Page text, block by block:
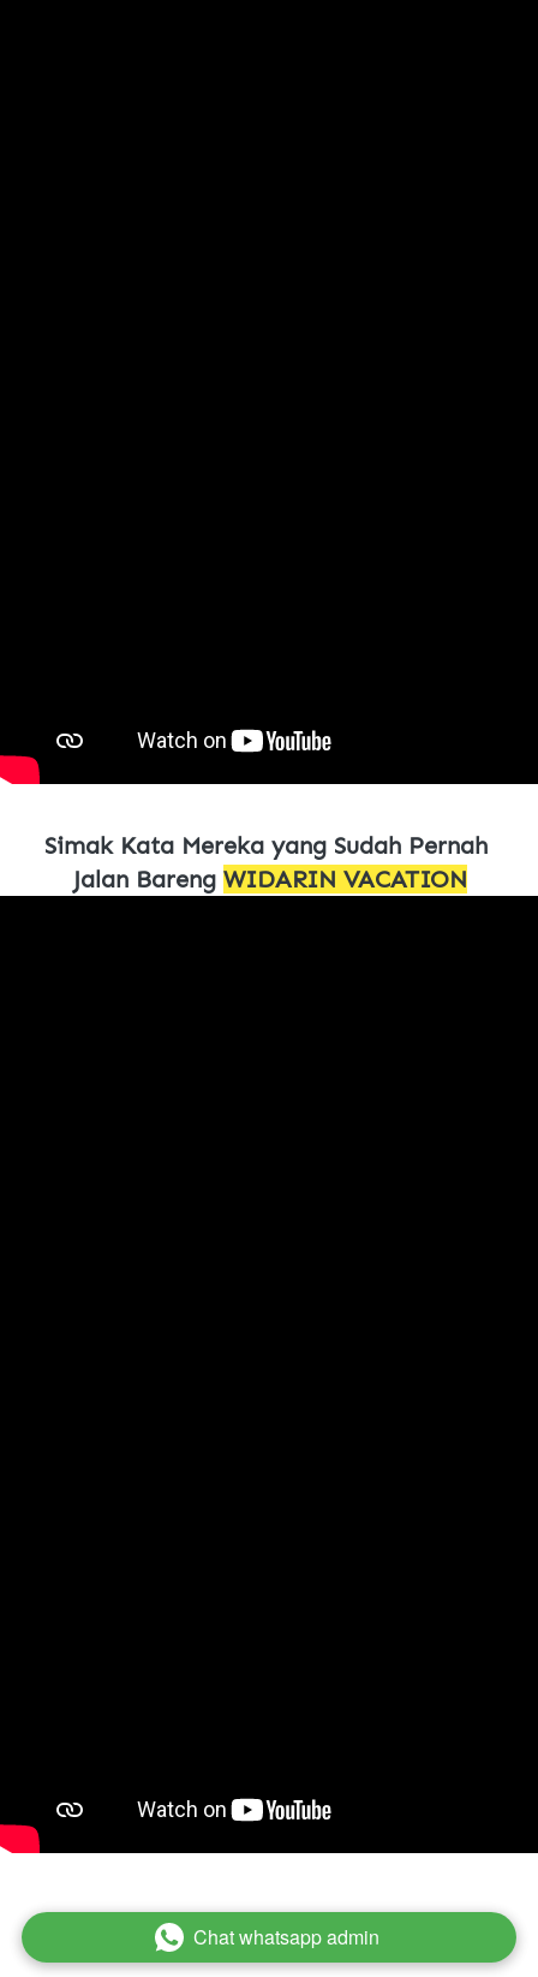
Simak Kata Mereka yang Sudah Pernah
Jalan Bareng WIDARIN VACATION
` Chat whatsapp admin